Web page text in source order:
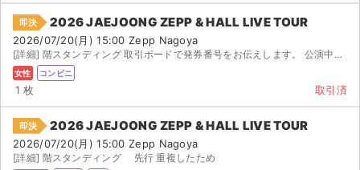
即決 2026 JAEJOONG ZEPP & HALL LIVE TOUR
2026/07/20(月) 15:00 Zepp Nagoya
[詳細] 階スタンディング 取引ボードで発券番号をお伝えします。 公演中止の際は手数料を引いて全額返金...
女性 コンビニ
1 枚 取引済
即決 2026 JAEJOONG ZEPP & HALL LIVE TOUR
2026/07/20(月) 15:00 Zepp Nagoya
[詳細] 階スタンディング 先行 重複したため